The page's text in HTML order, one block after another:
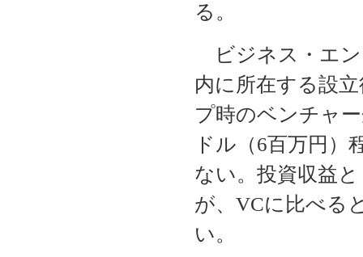
る。
ビジネス・エン
内に所在する設
プ時のベンチャ
ドル（6百万円）
ない。投資収益
が、VCに比べる
い。